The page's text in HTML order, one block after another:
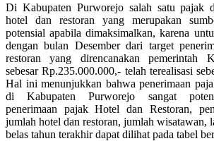
Di Kabupaten Purworejo salah satu pajak
hotel dan restoran yang merupakan
potensial apabila dimaksimalkan, karena
dengan bulan Desember dari target
restoran yang direncanakan pemerintah
sebesar Rp.235.000.000,- telah terealisasi
Hal ini menunjukkan bahwa penerimaan
di Kabupaten Purworejo sangat
penerimaan pajak Hotel dan Restoran,
jumlah hotel dan restoran, jumlah wisatawan,
belas tahun terakhir dapat dilihat pada tabel